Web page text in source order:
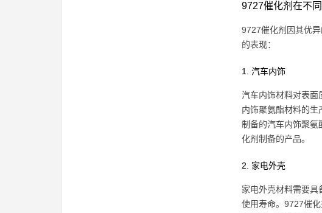
9727催化剂在不
9727催化剂因其优
的表现：
1. 汽车内饰
汽车内饰材料对表面
内饰聚氨酯材料的生
制备的汽车内饰聚
化剂制备的产品。
2. 家电外壳
家电外壳材料需要
使用寿命。9727催